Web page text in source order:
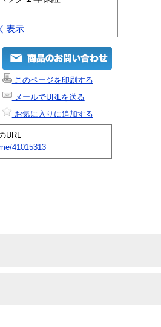
表示
このページを印刷する
メールでURLを送る
お気に入りに追加する
URL
41015313